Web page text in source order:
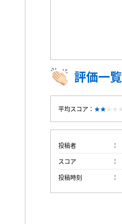
評価一覧
平均スコア：
投稿者
スコア
投稿時刻